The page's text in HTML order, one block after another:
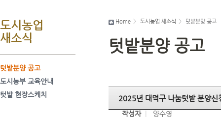
도시농업
새소식
텃밭분양 공고
도시농부 교육안내
텃밭 현장스케치
Home > 도시농업 새소식 > 텃밭분양 공고
텃밭분양 공고
2025년 대덕구 나눔텃밭 분양신
작성자
양수영